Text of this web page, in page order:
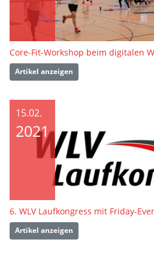
Core-Fit-Workshop beim digitalen
Artikel anzeigen
15.02.
2021
6. WLV Laufkongress mit Friday-
Artikel anzeigen